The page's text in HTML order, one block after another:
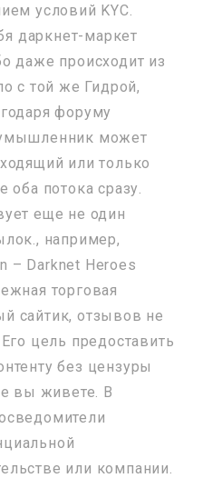
условий KYC.
даркнет-маркет
даже происходит из
с той же Гидрой,
форуму
может
или только
потока сразу.
еще не один
например,
– Darknet Heroes
торговая
сайтик, отзывов не
цель предоставить
без цензуры
вы живете. В
или компании.